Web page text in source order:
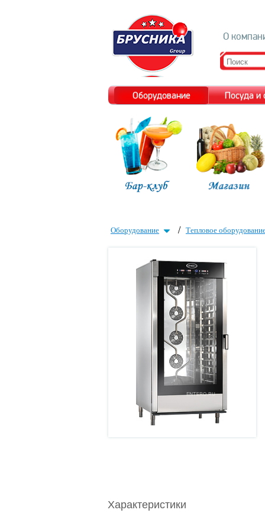
О
Оборудование Посуда и
Оборудование / Тепловое
Характеристики